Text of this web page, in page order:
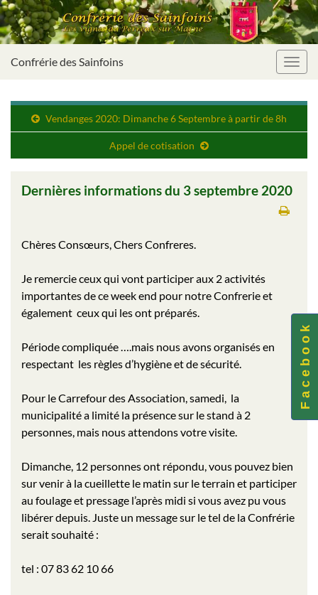
Confrérie des Sainfoins
Vendanges 2020: Dimanche 6 Septembre à partir de 8h
Appel de cotisation
Dernières informations du 3 septembre 2020
Chères Consœurs, Chers Confreres.
Je remercie ceux qui vont participer aux 2 activités
importantes de ce week end pour notre Confrerie et
également ceux qui les ont préparés.
Période compliquée ….mais nous avons organisés en
respectant les règles d’hygiène et de sécurité.
Pour le Carrefour des Association, samedi, la
municipalité a limité la présence sur le stand à 2
personnes, mais nous attendons votre visite.
Dimanche, 12 personnes ont répondu, vous pouvez bien
sur venir à la cueillette le matin sur le terrain et participer
au foulage et pressage l’après midi si vous avez pu vous
libérer depuis. Juste un message sur le tel de la Confrérie
serait souhaité :
tel : 07 83 62 10 66
F a c e b o o k